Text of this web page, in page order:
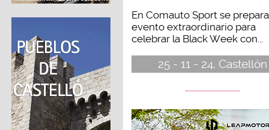
En Comauto Sport se
evento extraordinario para
celebrar la Black Week con...
25 - 11 - 24, Castellón